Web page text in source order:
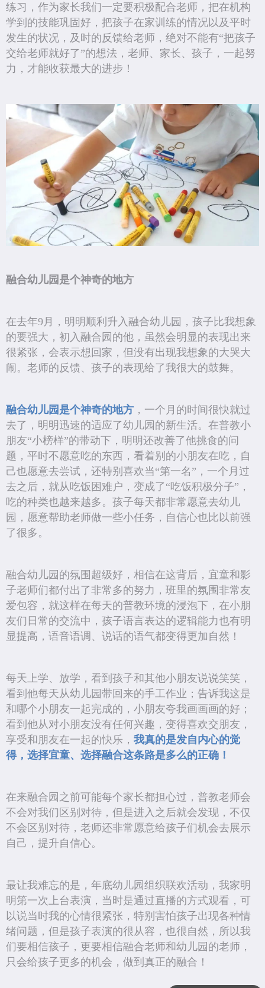
练习，作为家长我们一定要积极配合老师，把在机构
学到的技能巩固好，把孩子在家训练的情况以及平时
发生的状况，及时的反馈给老师，绝对不能有“把孩子
交给老师就好了”的想法，老师、家长、孩子，一起努
力，才能收获最大的进步！
融合幼儿园是个神奇的地方
在去年9月，明明顺利升入融合幼儿园，孩子比我想象
的要强大，初入融合园的他，虽然会明显的表现出来
很紧张，会表示想回家，但没有出现我想象的大哭大
闹。老师的反馈、孩子的表现给了我很大的鼓舞。
融合幼儿园是个神奇的地方 ，一个月的时间很快就过
去了，明明迅速的适应了幼儿园的新生活。在普教小
朋友“小榜样”的带动下，明明还改善了他挑食的问
题，平时不愿意吃的东西，看着别的小朋友在吃，自
己也愿意去尝试，还特别喜欢当“第一名”，一个月过
去之后，就从吃饭困难户，变成了“吃饭积极分子”，
吃的种类也越来越多。孩子每天都非常愿意去幼儿
园，愿意帮助老师做一些小任务，自信心也比以前强
了很多。
融合幼儿园的氛围超级好，相信在这背后，宜童和影
子老师们都付出了非常多的努力，班里的氛围非常友
爱包容，就这样在每天的普教环境的浸泡下，在小朋
友们日常的交流中，孩子语言表达的逻辑能力也有明
显提高，语音语调、说话的语气都变得更加自然！
每天上学、放学，看到孩子和其他小朋友说说笑笑，
看到他每天从幼儿园带回来的手工作业；告诉我这是
和哪个小朋友一起完成的，小朋友夸我画画画的好；
看到他从对小朋友没有任何兴趣，变得喜欢交朋友，
享受和朋友在一起的快乐， 我真的是发自内心的觉
得，选择宜童、选择融合这条路是多么的正确！
在来融合园之前可能每个家长都担心过，普教老师会
不会对我们区别对待，但是进入之后就会发现，不仅
不会区别对待，老师还非常愿意给孩子们机会去展示
自己，提升自信心。
最让我难忘的是，年底幼儿园组织联欢活动，我家明
明第一次上台表演，当时是通过直播的方式观看，可
以说当时我的心情很紧张，特别害怕孩子出现各种情
绪问题，但是孩子表演的很从容，也很自然，所以我
们要相信孩子，更要相信融合老师和幼儿园的老师，
只会给孩子更多的机会，做到真正的融合！